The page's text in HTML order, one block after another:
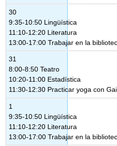
30
9:35-10:50 Lingüística
11:10-12:20 Literatura
13:00-17:00 Trabajar en la
31
8:00-8:50 Teatro
10:20-11:00 Estadística
11:30-12:30 Practicar yoga con
1
9:35-10:50 Lingüística
11:10-12:20 Literatura
13:00-17:00 Trabajar en la